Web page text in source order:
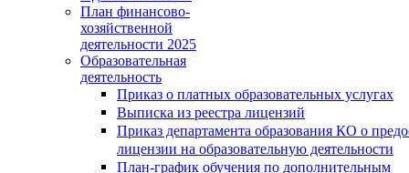
План финансово-
хозяйственной
деятельности 2025
Образовательная
деятельность
Приказ о платных образовательных услугах
Выписка из реестра лицензий
Приказ департамента образования КО о
лицензии на образовательную деятельности
План-график обучения по дополнительным